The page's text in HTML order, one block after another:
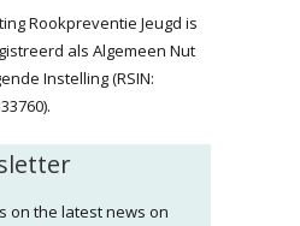
Rookpreventie Jeugd is
als Algemeen Nut
Instelling (RSIN:
on the latest news on